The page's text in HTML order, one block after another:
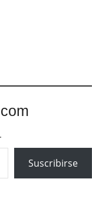
Suscribirse